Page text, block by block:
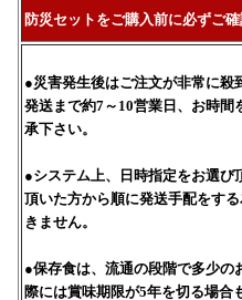
防災セットをご購入前に必ずご
●災害発生後はご注文が非常に殺
発送まで約7～10営業日、お時間
承下さい。
●システム上、日時指定をお選び
頂いた方から順に発送手配をす
きません。
●保存食は、流通の段階で多少の
際には賞味期限が5年を切る場合